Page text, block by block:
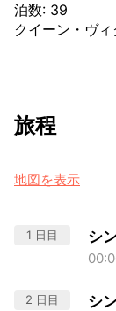
泊数: 39
クイーン・ヴ
旅程
地図を表示
1 日目 シ
2 日目 シ